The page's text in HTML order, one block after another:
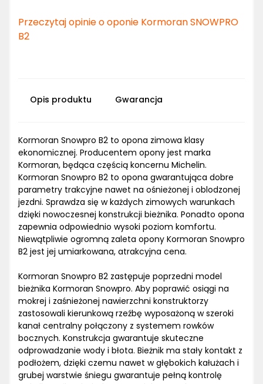
Przeczytaj opinie o oponie Kormoran SNOWPRO
B2
Opis produktu Gwarancja
Kormoran Snowpro B2 to opona zimowa klasy
ekonomicznej. Producentem opony jest marka
Kormoran, będąca częścią koncernu Michelin.
Kormoran Snowpro B2 to opona gwarantująca dobre
parametry trakcyjne nawet na ośnieżonej i oblodzonej
jezdni. Sprawdza się w każdych zimowych warunkach
dzięki nowoczesnej konstrukcji bieżnika. Ponadto opona
zapewnia odpowiednio wysoki poziom komfortu.
Niewątpliwie ogromną zaleta opony Kormoran Snowpro
B2 jest jej umiarkowana, atrakcyjna cena.
Kormoran Snowpro B2 zastępuje poprzedni model
bieżnika Kormoran Snowpro. Aby poprawić osiągi na
mokrej i zaśnieżonej nawierzchni konstruktorzy
zastosowali kierunkową rzeźbę wyposażoną w szeroki
kanał centralny połączony z systemem rowków
bocznych. Konstrukcja gwarantuje skuteczne
odprowadzanie wody i błota. Bieżnik ma stały kontakt z
podłożem, dzięki czemu nawet w głębokich kałużach i
grubej warstwie śniegu gwarantuje pełną kontrolę